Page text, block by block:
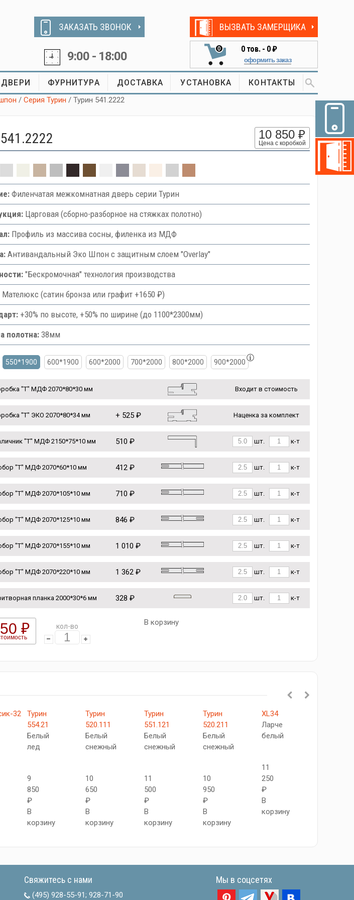
ЗАКАЗАТЬ ЗВОНОК
9:00 - 18:00
ВЫЗВАТЬ ЗАМЕРЩИКА
0 0тов. - 0 ₽
оформить заказ
ФУРНИТУРА ДОСТАВКА УСТАНОВКА КОНТАКТЫ
/Серия Турин / Турин 541.2222
10 850 ₽
Цена с коробкой
Филенчатая межкомнатная дверь серии Турин
Царговая (сборно-разборное на стяжках полотно)
Профиль из массива сосны, филенка из МДФ
Антивандальный Эко Шпон с защитным слоем "Overlay"
"Бескромочная" технология производства
Мателюкс (сатин бронза или графит +1650 ₽)
+30% по высоте, +50% по ширине (до 1100*2300мм)
полотна:38мм
550*1900 600*1900 600*2000 700*2000 800*2000 900*2000
"Т" МДФ 2070*80*30 мм Входит в стоимость
"Т" ЭКО 2070*80*34 мм + 525 ₽ Наценка за комплект
"Т" МДФ 2150*75*10 мм 510 ₽ шт. к-т
"Т" МДФ 2070*60*10 мм 412 ₽ шт. к-т
"Т" МДФ 2070*105*10 мм 710 ₽ шт. к-т
"Т" МДФ 2070*125*10 мм 846 ₽ шт. к-т
"Т" МДФ 2070*155*10 мм 1 010 ₽ шт. к-т
"Т" МДФ 2070*220*10 мм 1 362 ₽ шт. к-т
планка 2000*30*6 мм 328 ₽ шт. к-т
₽ кол-во В корзину
32
Турин
554.21
Белый
лед
9
850
₽
В
корзину
Турин
520.111
Белый
снежный
10
650
₽
В
корзину
Турин
551.121
Белый
снежный
11
500
₽
В
корзину
Турин
520.211
Белый
снежный
10
950
₽
В
корзину
XL34
Ларче
белый
11
250
₽
В
корзину
Свяжитесь с нами
(495) 928-55-91; 928-71-90
Мы в соцсетях